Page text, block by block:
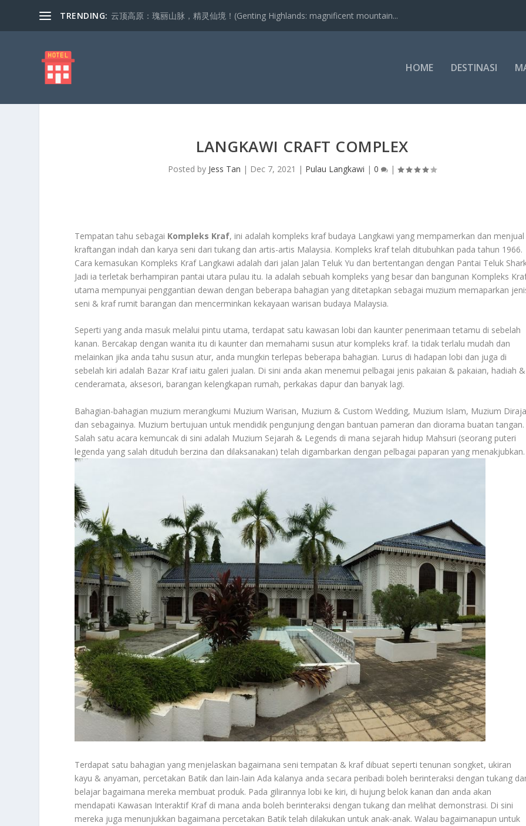
TRENDING: 云顶高原：瑰丽山脉，精灵仙境！(Genting Highlands: magnificent mountain...
HOME DESTINASI
LANGKAWI CRAFT COMPLEX
Posted by Jess Tan | Dec 7, 2021 | Pulau Langkawi |0 |
Tempatan tahu sebagai Kompleks Kraf, ini adalah kompleks kraf budaya Langkawi yang mempamerkan dan menjual
kraftangan indah dan karya seni dari tukang dan artis-artis Malaysia. Kompleks kraf telah ditubuhkan pada tahun 1966.
Cara kemasukan Kompleks Kraf Langkawi adalah dari jalan Jalan Teluk Yu dan bertentangan dengan Pantai Teluk
Jadi ia terletak berhampiran pantai utara pulau itu. Ia adalah sebuah kompleks yang besar dan bangunan Kompleks
utama mempunyai penggantian dewan dengan beberapa bahagian yang ditetapkan sebagai muzium memaparkan
seni & kraf rumit barangan dan mencerminkan kekayaan warisan budaya Malaysia.
Seperti yang anda masuk melalui pintu utama, terdapat satu kawasan lobi dan kaunter penerimaan tetamu di sebelah
kanan. Bercakap dengan wanita itu di kaunter dan memahami susun atur kompleks kraf. Ia tidak terlalu mudah dan
melainkan jika anda tahu susun atur, anda mungkin terlepas beberapa bahagian. Lurus di hadapan lobi dan juga di
sebelah kiri adalah Bazar Kraf iaitu galeri jualan. Di sini anda akan menemui pelbagai jenis pakaian & pakaian, hadiah &
cenderamata, aksesori, barangan kelengkapan rumah, perkakas dapur dan banyak lagi.
Bahagian-bahagian muzium merangkumi Muzium Warisan, Muzium & Custom Wedding, Muzium Islam, Muzium
dan sebagainya. Muzium bertujuan untuk mendidik pengunjung dengan bantuan pameran dan diorama buatan tangan.
Salah satu acara kemuncak di sini adalah Muzium Sejarah & Legends di mana sejarah hidup Mahsuri (seorang puteri
legenda yang salah dituduh berzina dan dilaksanakan) telah digambarkan dengan pelbagai paparan yang menakjubkan.
Terdapat satu bahagian yang menjelaskan bagaimana seni tempatan & kraf dibuat seperti tenunan songket, ukiran
kayu & anyaman, percetakan Batik dan lain-lain Ada kalanya anda secara peribadi boleh berinteraksi dengan tukang
belajar bagaimana mereka membuat produk. Pada gilirannya lobi ke kiri, di hujung belok kanan dan anda akan
mendapati Kawasan Interaktif Kraf di mana anda boleh berinteraksi dengan tukang dan melihat demonstrasi. Di sini
mereka juga menunjukkan bagaimana percetakan Batik telah dilakukan untuk anak-anak. Walau bagaimanapun untuk